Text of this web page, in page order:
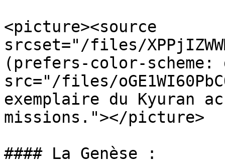
<picture><source
srcset="/files/
(prefers-color-scheme:
src="/files/
exemplaire du Kyuran
missions."></picture>
#### La Genèse :